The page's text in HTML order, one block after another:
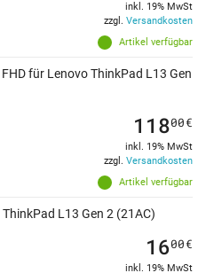
Artikel verfügbar
inkl. 19% MwSt
zzgl. Versandkosten
für Lenovo ThinkPad L13 Gen
Artikel verfügbar
11800€
inkl. 19% MwSt
zzgl. Versandkosten
L13 Gen 2 (21AC)
1600€
inkl. 19% MwSt